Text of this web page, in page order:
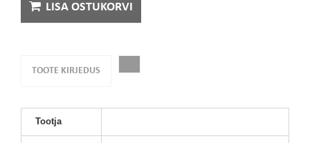
LISA OSTUKORVI
TOOTE KIRJEDUS
Tootja